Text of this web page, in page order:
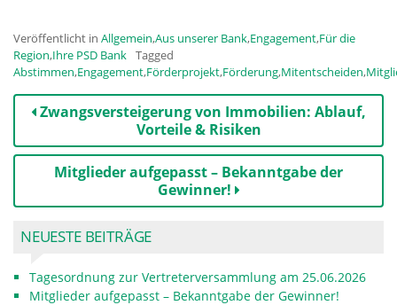
Veröffentlicht in Allgemein,Aus unserer Bank,Engagement,Für die
Region,Ihre PSD Bank Tagged
Abstimmen,Engagement,Förderprojekt,Förderung,Mitentscheiden,
Beitrags-
Navigation
Zwangsversteigerung von Immobilien: Ablauf,
Vorteile & Risiken
Mitglieder aufgepasst – Bekanntgabe der
Gewinner!
NEUESTE BEITRÄGE
Tagesordnung zur Vertreterversammlung am 25.06.2026
Mitglieder aufgepasst – Bekanntgabe der Gewinner!